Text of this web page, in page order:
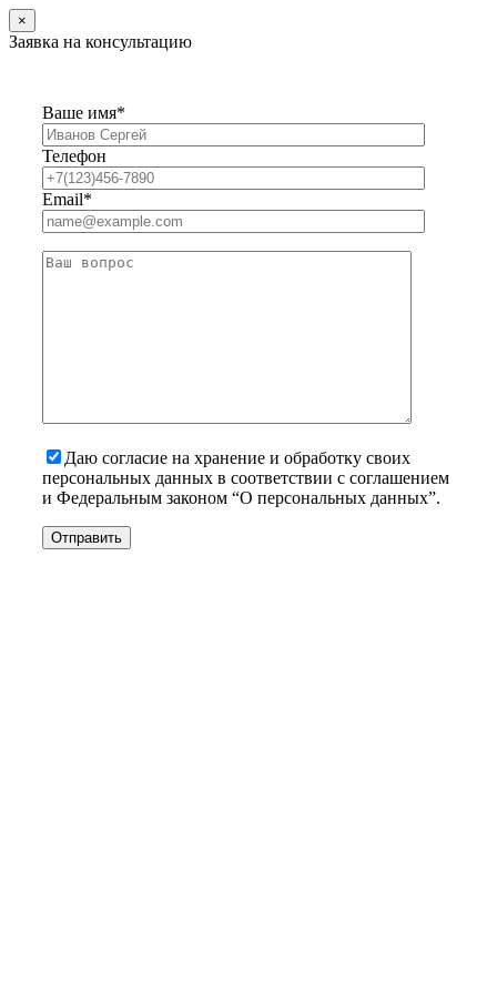
×
Заявка на консультацию
Ваше имя*
Телефон
Email*
Даю согласие на хранение и обработку своих
персональных данных в соответствии с соглашением
и Федеральным законом “О персональных данных”.